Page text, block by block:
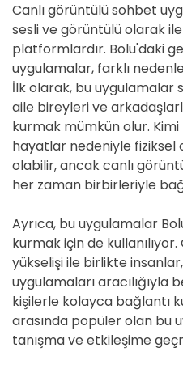
Canlı görüntülü sohbet
sesli ve görüntülü olarak
platformlardır. Bolu'daki
uygulamalar, farklı
İlk olarak, bu uygulamalar
aile bireyleri ve
kurmak mümkün olur.
hayatlar nedeniyle
olabilir, ancak canlı
her zaman birbirleriyle
Ayrıca, bu uygulamalar
kurmak için de
yükselişi ile birlikte
uygulamaları aracılığıyla
kişilerle kolayca bağlantı
arasında popüler olan bu
tanışma ve etkileşime